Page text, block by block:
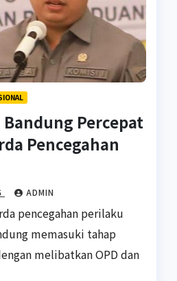
Bandung Percepat
Pencegahan
ADMIN
pencegahan perilaku
memasuki tahap
melibatkan OPD dan